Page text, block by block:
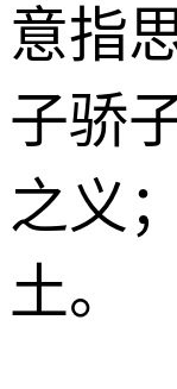
意指
子骄
之义
土。